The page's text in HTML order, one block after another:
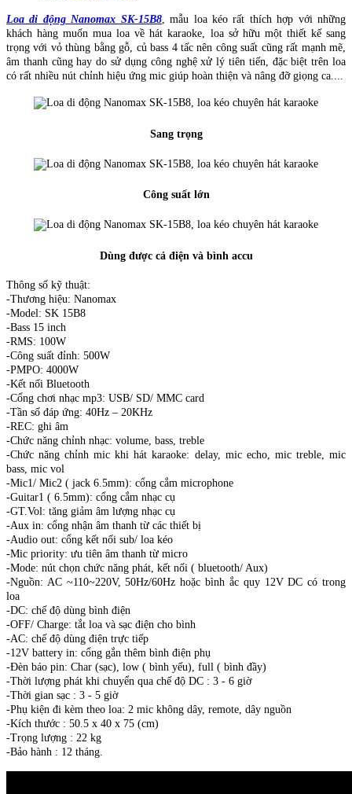
Loa di động Nanomax SK-15B8, mẫu loa kéo rất thích hợp với những
khách hàng muốn mua loa về hát karaoke, loa sở hữu một thiết kế sang
trọng với vỏ thùng bằng gỗ, củ bass 4 tấc nên công suất cũng rất mạnh mẽ,
âm thanh cũng hay do sử dụng công nghệ xử lý tiên tiến, đặc biệt trên loa
có rất nhiều nút chỉnh hiệu ứng mic giúp hoàn thiện và nâng đỡ giọng ca....
Sang trọng
Công suất lớn
Dùng được cả điện và bình accu
Thông số kỹ thuật:
-Thương hiệu: Nanomax
-Model: SK 15B8
-Bass 15 inch
-RMS: 100W
-Công suất đỉnh: 500W
-PMPO: 4000W
-Kết nối Bluetooth
-Cổng chơi nhạc mp3: USB/ SD/ MMC card
-Tần số đáp ứng: 40Hz – 20KHz
-REC: ghi âm
-Chức năng chỉnh nhạc: volume, bass, treble
-Chức năng chỉnh mic khi hát karaoke: delay, mic echo, mic treble, mic
bass, mic vol
-Mic1/ Mic2 ( jack 6.5mm): cổng cắm microphone
-Guitar1 ( 6.5mm): cổng cắm nhạc cụ
-GT.Vol: tăng giảm âm lượng nhạc cụ
-Aux in: cổng nhận âm thanh từ các thiết bị
-Audio out: cổng kết nối sub/ loa kéo
-Mic priority: ưu tiên âm thanh từ micro
-Mode: nút chọn chức năng phát, kết nối ( bluetooth/ Aux)
-Nguồn: AC ~110~220V, 50Hz/60Hz hoặc bình ắc quy 12V DC có trong
loa
-DC: chế độ dùng bình điện
-OFF/ Charge: tắt loa và sạc điện cho bình
-AC: chế độ dùng điện trực tiếp
-12V battery in: cổng gắn thêm bình điện phụ
-Đèn báo pin: Char (sạc), low ( bình yếu), full ( bình đầy)
-Thời lượng phát khi chuyển qua chế độ DC : 3 - 6 giờ
-Thời gian sạc : 3 - 5 giờ
-Phụ kiện đi kèm theo loa: 2 mic không dây, remote, dây nguồn
-Kích thước : 50.5 x 40 x 75 (cm)
-Trọng lượng : 22 kg
-Bảo hành : 12 tháng.